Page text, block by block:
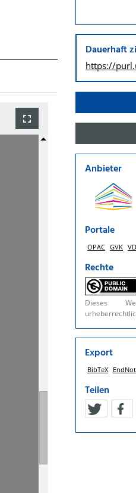
Dauerhaft
https://
Anbieter
Portale
OPAC GVK
Rechte
Dieses
Export
BibTeX
Teilen